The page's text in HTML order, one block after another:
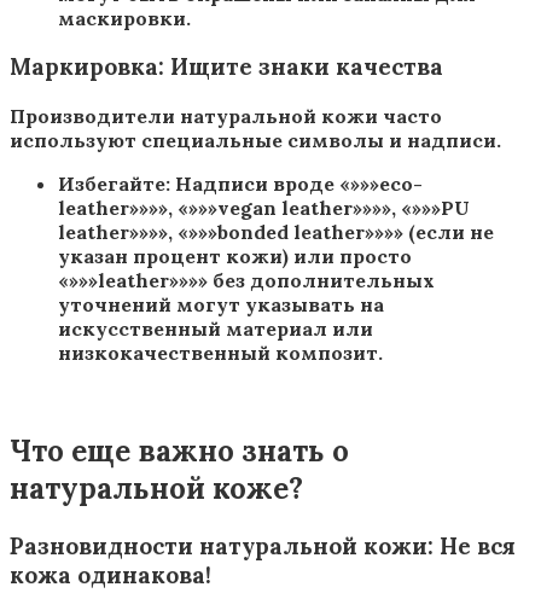
маскировки.
Маркировка: Ищите знаки качества
Производители натуральной кожи часто
используют специальные символы и надписи.
Избегайте: Надписи вроде «»»»eco-
leather»»»», «»»»vegan leather»»»», «»»»PU
leather»»»», «»»»bonded leather»»»» (если не
указан процент кожи) или просто
«»»»leather»»»» без дополнительных
уточнений могут указывать на
искусственный материал или
низкокачественный композит.
Что еще важно знать о
натуральной коже?
Разновидности натуральной кожи: Не вся
кожа одинакова!